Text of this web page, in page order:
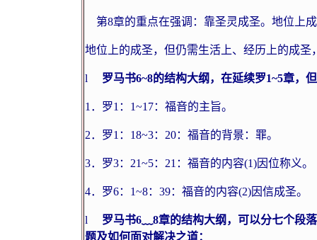
第8章的重点在强调：靠圣灵成圣。地位上
地位上的成圣，但仍需生活上、经历上的成圣
l 罗马书6~8的结构大纲，在延续罗1~5章，
1 ．罗1 ： 1~17：福音的主旨。
2．罗1 ： 18~3： 20：福音的背景：罪。
3．罗3： 21~5： 21 ：福音的内容(1)因位称义。
4．罗6： 1~8： 39：福音的内容(2)因信成圣。
l 罗马书6﹏ 8章的结构大纲，可以分七个段
题及如何面对解决之道：